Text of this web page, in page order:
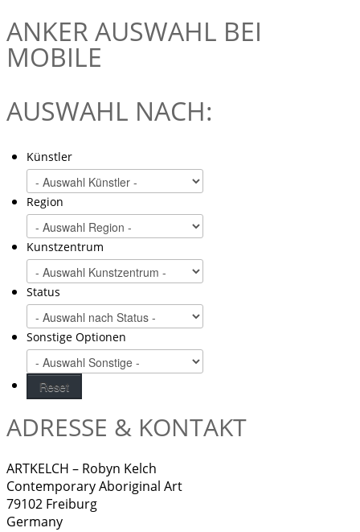
ANKER AUSWAHL BEI
MOBILE
AUSWAHL NACH:
Künstler
Region
Kunstzentrum
Status
Sonstige Optionen
ADRESSE & KONTAKT
ARTKELCH – Robyn Kelch
Contemporary Aboriginal Art
79102 Freiburg
Germany